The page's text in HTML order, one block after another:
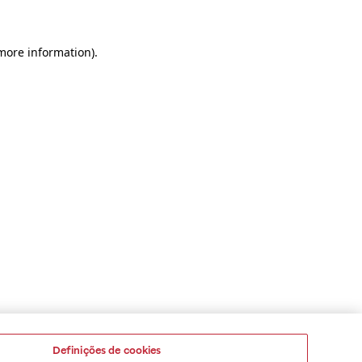
information).
Definições de cookies